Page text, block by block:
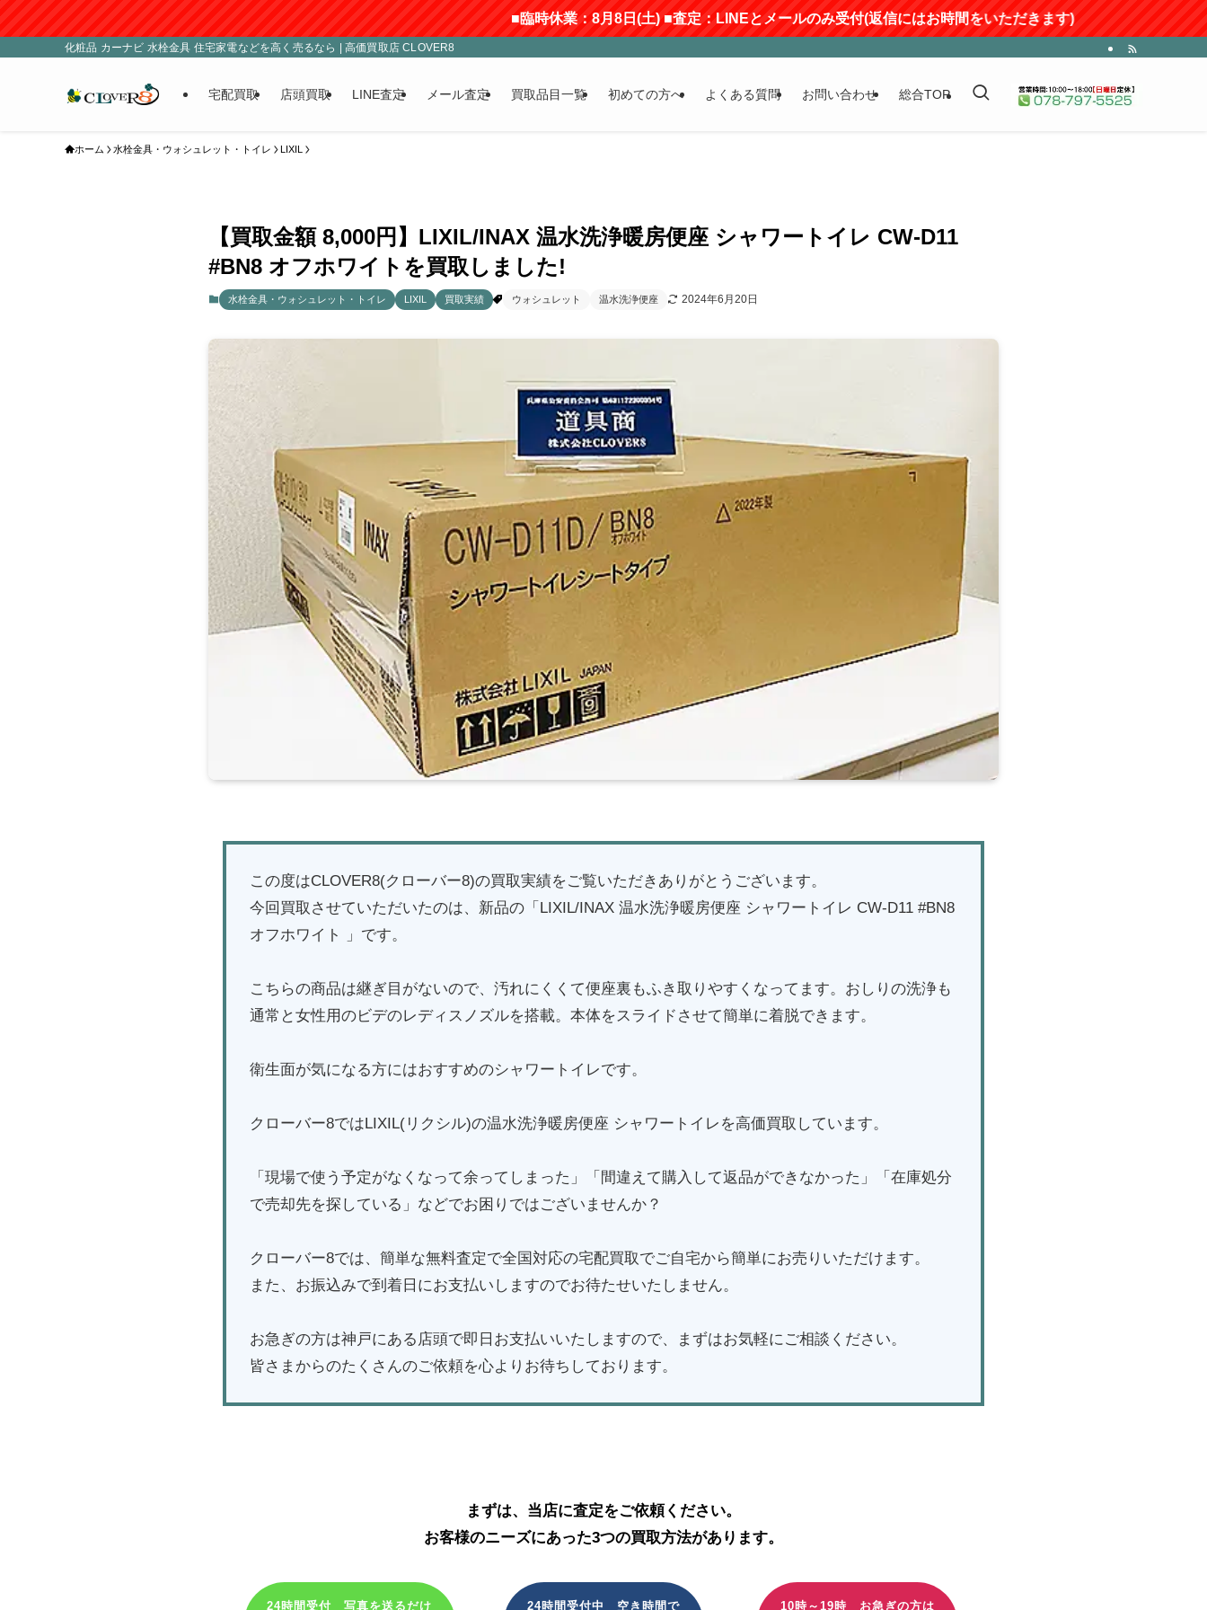
■臨時休業：8月8日(土) ■査定：LINEとメールのみ受付(返信にはお時間をいただきます)
化粧品 カーナビ 水栓金具 住宅家電などを高く売るなら | 高価買取店 CLOVER8
宅配買取 店頭買取 LINE査定 メール査定 買取品目一覧 初めての方へ よくある質問 お問い合わせ 総合TOP
ホーム 水栓金具・ウォシュレット・トイレ LIXIL
【買取金額 8,000円】LIXIL/INAX 温水洗浄暖房便座 シャワートイレ CW-D11
#BN8 オフホワイトを買取しました!
水栓金具・ウォシュレット・トイレ LIXIL 買取実績 ウォシュレット 温水洗浄便座 2024年6月20日
この度はCLOVER8(クローバー8)の買取実績をご覧いただきありがとうございます。
今回買取させていただいたのは、新品の「LIXIL/INAX 温水洗浄暖房便座 シャワートイレ CW-D11 #BN8
オフホワイト 」です。
こちらの商品は継ぎ目がないので、汚れにくくて便座裏もふき取りやすくなってます。おしりの洗浄も
通常と女性用のビデのレディスノズルを搭載。本体をスライドさせて簡単に着脱できます。
衛生面が気になる方にはおすすめのシャワートイレです。
クローバー8ではLIXIL(リクシル)の温水洗浄暖房便座 シャワートイレを高価買取しています。
「現場で使う予定がなくなって余ってしまった」「間違えて購入して返品ができなかった」「在庫処分
で売却先を探している」などでお困りではございませんか？
クローバー8では、簡単な無料査定で全国対応の宅配買取でご自宅から簡単にお売りいただけます。
また、お振込みで到着日にお支払いしますのでお待たせいたしません。
お急ぎの方は神戸にある店頭で即日お支払いいたしますので、まずはお気軽にご相談ください。
皆さまからのたくさんのご依頼を心よりお待ちしております。
まずは、当店に査定をご依頼ください。
お客様のニーズにあった3つの買取方法があります。
24時間受付 写真を送るだけ 24時間受付中 空き時間で 10時～19時 お急ぎの方は